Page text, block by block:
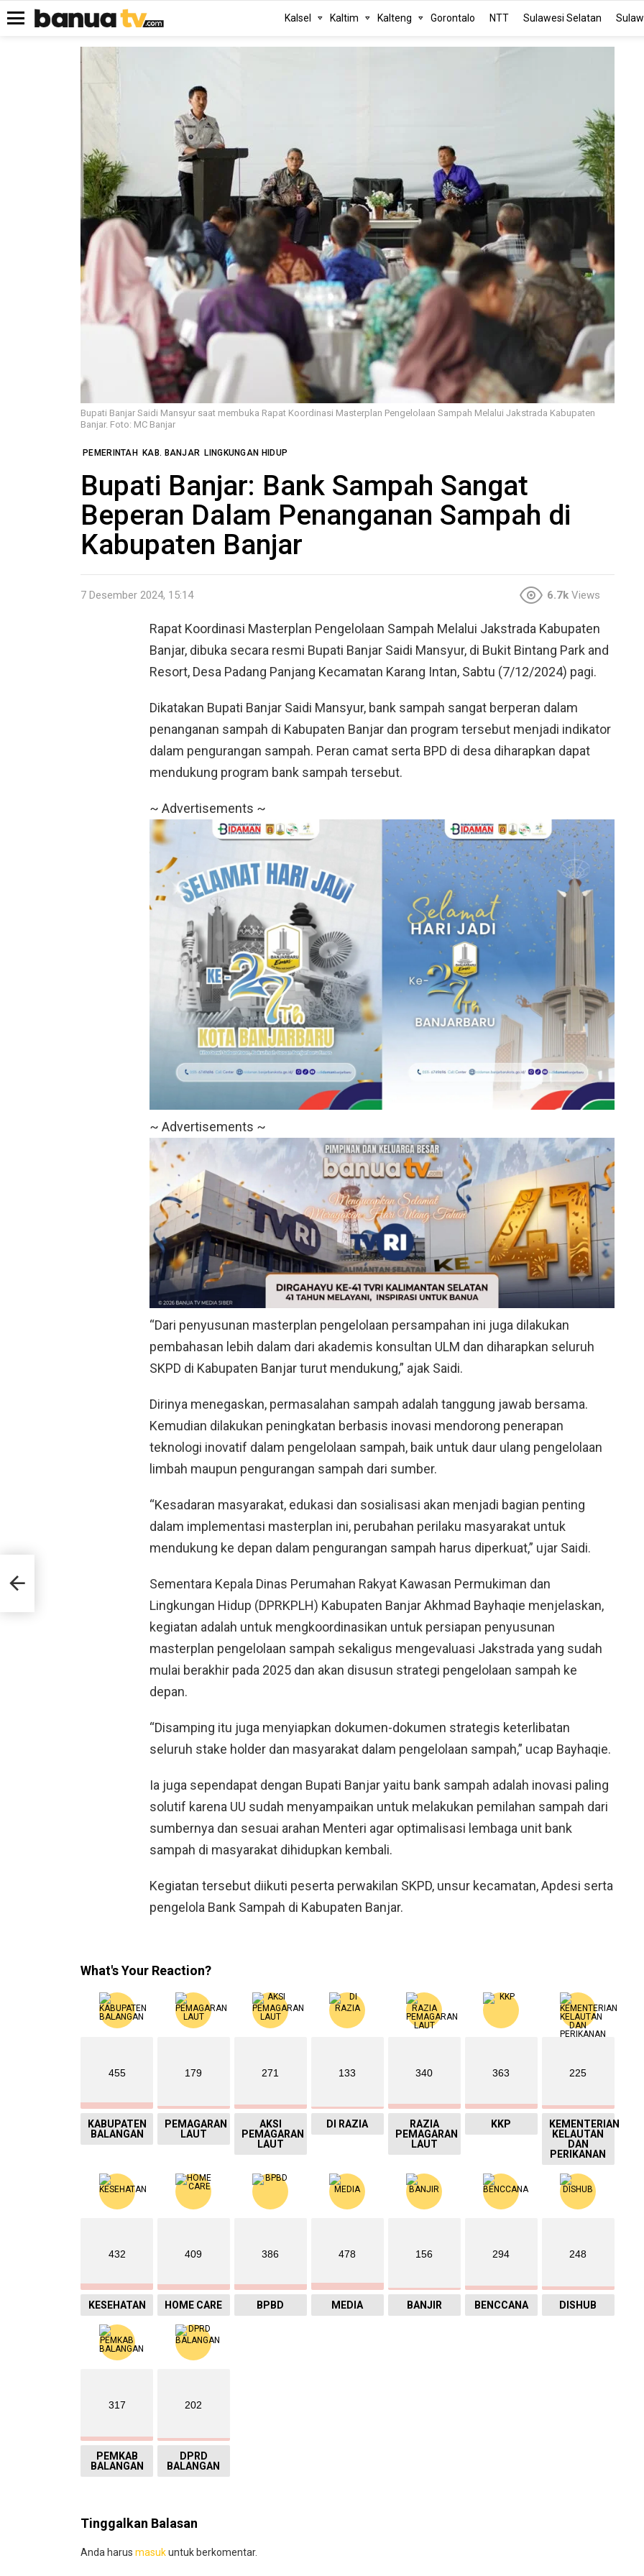
Kalsel Kaltim Kalteng Gorontalo NTT Sulawesi Selatan
Bupati Banjar Saidi Mansyur saat membuka Rapat Koordinasi Masterplan Pengelolaan Sampah Melalui Jakstrada Kabupaten
Banjar. Foto: MC Banjar
PEMERINTAH KAB. BANJAR LINGKUNGAN HIDUP
Bupati Banjar: Bank Sampah Sangat
Beperan Dalam Penanganan Sampah di
Kabupaten Banjar
7 Desember 2024, 15:14 6.7k Views
Rapat Koordinasi Masterplan Pengelolaan Sampah Melalui Jakstrada Kabupaten
Banjar, dibuka secara resmi Bupati Banjar Saidi Mansyur, di Bukit Bintang Park and
Resort, Desa Padang Panjang Kecamatan Karang Intan, Sabtu (7/12/2024) pagi.
Dikatakan Bupati Banjar Saidi Mansyur, bank sampah sangat berperan dalam
penanganan sampah di Kabupaten Banjar dan program tersebut menjadi indikator
dalam pengurangan sampah. Peran camat serta BPD di desa diharapkan dapat
mendukung program bank sampah tersebut.
~ Advertisements ~
~ Advertisements ~
“Dari penyusunan masterplan pengelolaan persampahan ini juga dilakukan
pembahasan lebih dalam dari akademis konsultan ULM dan diharapkan seluruh
SKPD di Kabupaten Banjar turut mendukung,” ajak Saidi.
Dirinya menegaskan, permasalahan sampah adalah tanggung jawab bersama.
Kemudian dilakukan peningkatan berbasis inovasi mendorong penerapan
teknologi inovatif dalam pengelolaan sampah, baik untuk daur ulang pengelolaan
limbah maupun pengurangan sampah dari sumber.
“Kesadaran masyarakat, edukasi dan sosialisasi akan menjadi bagian penting
dalam implementasi masterplan ini, perubahan perilaku masyarakat untuk
mendukung ke depan dalam pengurangan sampah harus diperkuat,” ujar Saidi.
Sementara Kepala Dinas Perumahan Rakyat Kawasan Permukiman dan
Lingkungan Hidup (DPRKPLH) Kabupaten Banjar Akhmad Bayhaqie menjelaskan,
kegiatan adalah untuk mengkoordinasikan untuk persiapan penyusunan
masterplan pengelolaan sampah sekaligus mengevaluasi Jakstrada yang sudah
mulai berakhir pada 2025 dan akan disusun strategi pengelolaan sampah ke
depan.
“Disamping itu juga menyiapkan dokumen-dokumen strategis keterlibatan
seluruh stake holder dan masyarakat dalam pengelolaan sampah,” ucap Bayhaqie.
Ia juga sependapat dengan Bupati Banjar yaitu bank sampah adalah inovasi paling
solutif karena UU sudah menyampaikan untuk melakukan pemilahan sampah dari
sumbernya dan sesuai arahan Menteri agar optimalisasi lembaga unit bank
sampah di masyarakat dihidupkan kembali.
Kegiatan tersebut diikuti peserta perwakilan SKPD, unsur kecamatan, Apdesi serta
pengelola Bank Sampah di Kabupaten Banjar.
What's Your Reaction?
455
KABUPATEN
BALANGAN
179
PEMAGARAN
LAUT
271
AKSI
PEMAGARAN
LAUT
133
DI RAZIA
340
RAZIA
PEMAGARAN
LAUT
363
KKP
225
KEMENTERIAN
KELAUTAN
DAN
PERIKANAN
432
KESEHATAN
409
HOME CARE
386
BPBD
478
MEDIA
156
BANJIR
294
BENCCANA
248
DISHUB
317
PEMKAB
BALANGAN
202
DPRD
BALANGAN
Tinggalkan Balasan
Anda harus masukuntuk berkomentar.